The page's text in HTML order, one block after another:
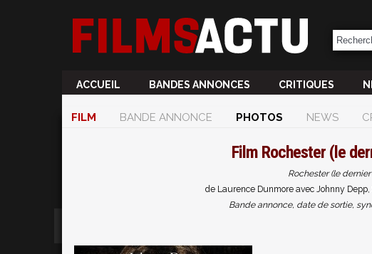
ACCUEIL BANDES ANNONCES CRITIQUES
FILM BANDE ANNONCE PHOTOS NEWS
Film Rochester (le
Rochester (le
de Laurence Dunmore avec Johnny
Bande annonce, date de sortie,